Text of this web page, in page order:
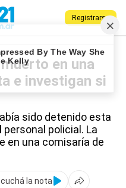
Registrarse
en una
e investigan si
sido detenido esta
personal policial. La
en una comisaría de
la nota